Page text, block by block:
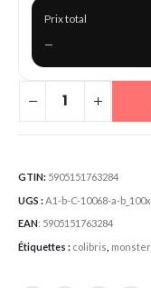
Prix total
—
GTIN: 5905151763284
UGS :A1-b-C-10068-a-
EAN: 5905151763284
Étiquettes : colibris